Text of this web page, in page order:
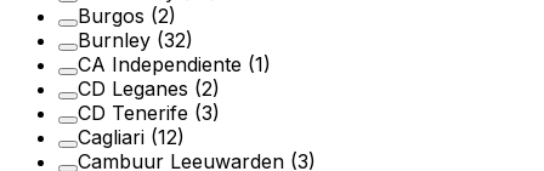
Burgos (2)
Burnley (32)
CA Independiente (1)
CD Leganes (2)
CD Tenerife (3)
Cagliari (12)
Cambuur Leeuwarden (3)